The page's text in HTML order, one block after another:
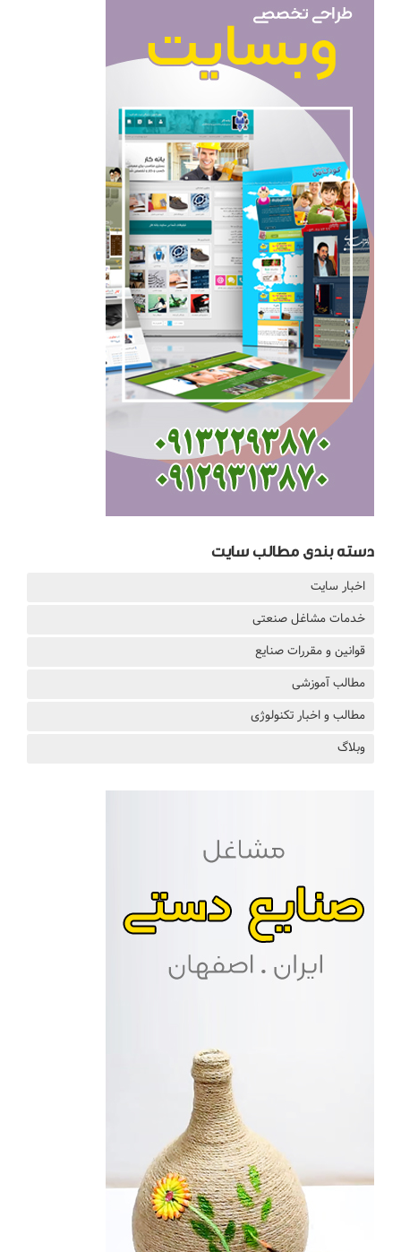
دسته بندی مطالب سایت
اخبار سایت
خدمات مشاغل صنعتی
قوانین و مقررات صنایع
مطالب آموزشی
مطالب و اخبار تکنولوژی
وبلاگ